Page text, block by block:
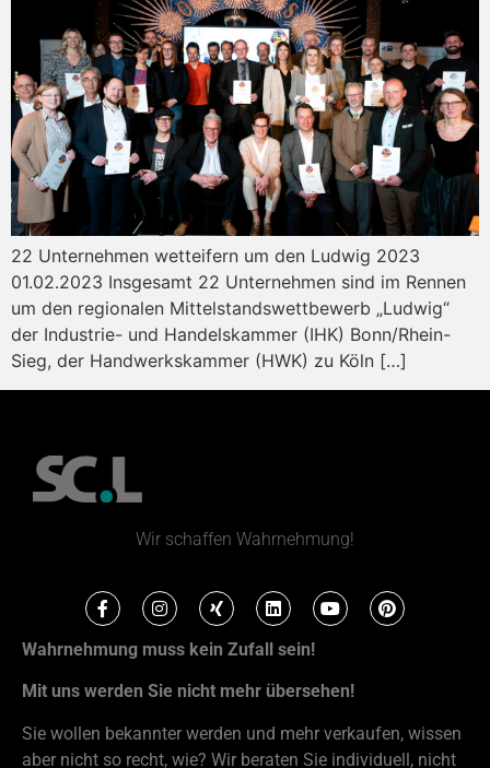
22 Unternehmen wetteifern um den Ludwig 2023
01.02.2023 Insgesamt 22 Unternehmen sind im Rennen
um den regionalen Mittelstandswettbewerb „Ludwig“
der Industrie- und Handelskammer (IHK) Bonn/Rhein-
Sieg, der Handwerkskammer (HWK) zu Köln […]
Wir schaffen Wahrnehmung!
Wahrnehmung muss kein Zufall sein!
Mit uns werden Sie nicht mehr übersehen!
Sie wollen bekannter werden und mehr verkaufen, wissen
aber nicht so recht, wie? Wir beraten Sie individuell, nicht